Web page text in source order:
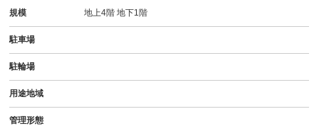
規模 地上4階 地下1階
駐車場
駐輪場
用途地域
管理形態